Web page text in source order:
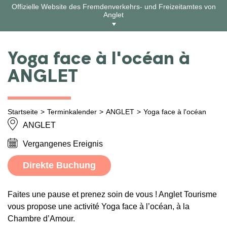
ZumOffizielle Website des Fremdenverkehrs- und Freizeitamtes von
Anglet
Yoga face à l'océan à
ANGLET
Startseite Terminkalender ANGLET Yoga face à l'océan
ANGLET
Vergangenes Ereignis
Direkte Buchung
Faites une pause et prenez soin de vous ! Anglet Tourisme
vous propose une activité Yoga face à l’océan, à la
Chambre d’Amour.